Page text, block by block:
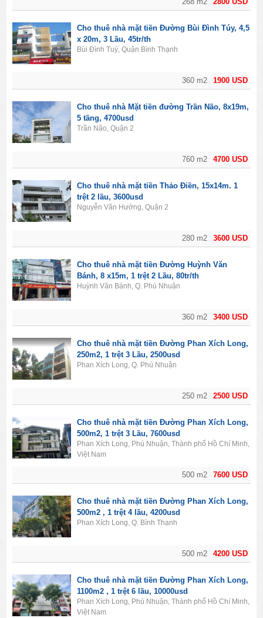
1900 USD
360 m2
Cho thuê nhà mặt tiền Đường Bùi Đình Túy, 4,5
x 20m, 3 Lầu, 45tr/th
Bùi Đình Tuý, Quận Bình Thạnh
4700 USD
760 m2
Cho thuê nhà Mặt tiền đường Trần Não, 8x19m,
5 tầng, 4700usd
Trần Não, Quận 2
3600 USD
280 m2
Cho thuê nhà mặt tiền Thảo Điền, 15x14m. 1
trệt 2 lầu, 3600usd
Nguyễn Văn Hưởng, Quận 2
3400 USD
360 m2
Cho thuê nhà mặt tiền Đường Huỳnh Văn
Bánh, 8 x15m, 1 trệt 2 Lầu, 80tr/th
Huỳnh Văn Bánh, Q. Phú Nhuận
2500 USD
250 m2
Cho thuê nhà mặt tiền Đường Phan Xích Long,
250m2, 1 trệt 3 Lầu, 2500usd
Phan Xích Long, Q. Phú Nhuận
7600 USD
500 m2
Cho thuê nhà mặt tiền Đường Phan Xích Long,
500m2, 1 trệt 3 Lầu, 7600usd
Phan Xích Long, Phú Nhuận, Thành phố Hồ Chí Minh,
Việt Nam
4200 USD
500 m2
Cho thuê nhà mặt tiền Đường Phan Xích Long,
500m2 , 1 trệt 4 lầu, 4200usd
Phan Xích Long, Q. Bình Thạnh
Cho thuê nhà mặt tiền Đường Phan Xích Long,
1100m2 , 1 trệt 6 lầu, 10000usd
Phan Xích Long, Phú Nhuận, Thành phố Hồ Chí Minh,
Việt Nam